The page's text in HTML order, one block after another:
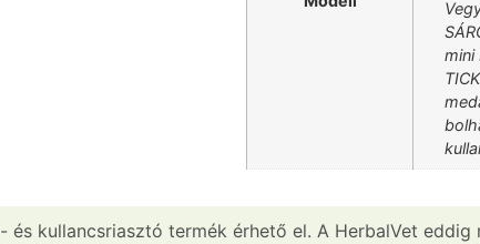
mini
és kullancsriasztó termék érhető el. A HerbalVet